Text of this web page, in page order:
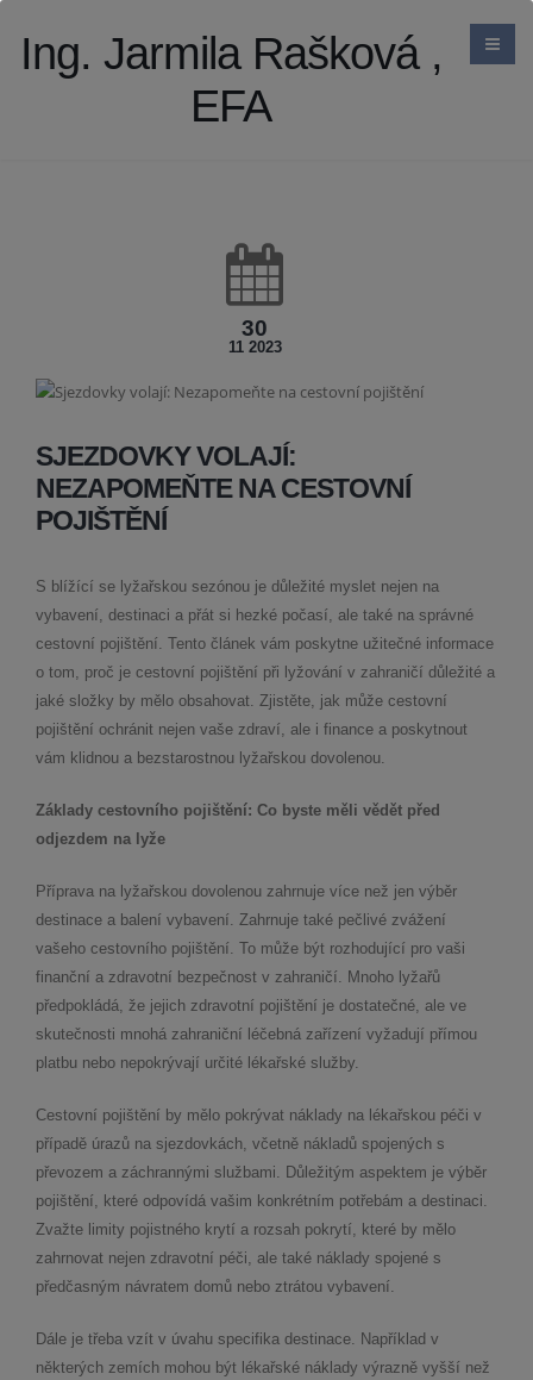
Ing. Jarmila Rašková ,
EFA
30
11 2023
SJEZDOVKY VOLAJÍ:
NEZAPOMEŇTE NA CESTOVNÍ
POJIŠTĚNÍ
S blížící se lyžařskou sezónou je důležité myslet nejen na
vybavení, destinaci a přát si hezké počasí, ale také na správné
cestovní pojištění. Tento článek vám poskytne užitečné informace
o tom, proč je cestovní pojištění při lyžování v zahraničí důležité a
jaké složky by mělo obsahovat. Zjistěte, jak může cestovní
pojištění ochránit nejen vaše zdraví, ale i finance a poskytnout
vám klidnou a bezstarostnou lyžařskou dovolenou.
Základy cestovního pojištění: Co byste měli vědět před
odjezdem na lyže
Příprava na lyžařskou dovolenou zahrnuje více než jen výběr
destinace a balení vybavení. Zahrnuje také pečlivé zvážení
vašeho cestovního pojištění. To může být rozhodující pro vaši
finanční a zdravotní bezpečnost v zahraničí. Mnoho lyžařů
předpokládá, že jejich zdravotní pojištění je dostatečné, ale ve
skutečnosti mnohá zahraniční léčebná zařízení vyžadují přímou
platbu nebo nepokrývají určité lékařské služby.
Cestovní pojištění by mělo pokrývat náklady na lékařskou péči v
případě úrazů na sjezdovkách, včetně nákladů spojených s
převozem a záchrannými službami. Důležitým aspektem je výběr
pojištění, které odpovídá vašim konkrétním potřebám a destinaci.
Zvažte limity pojistného krytí a rozsah pokrytí, které by mělo
zahrnovat nejen zdravotní péči, ale také náklady spojené s
předčasným návratem domů nebo ztrátou vybavení.
Dále je třeba vzít v úvahu specifika destinace. Například v
některých zemích mohou být lékařské náklady výrazně vyšší než